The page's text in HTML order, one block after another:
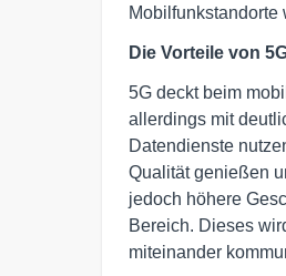
Mobilfunkstandorte
Die Vorteile von
5G deckt beim
allerdings mit
Datendienste
Qualität genießen
jedoch höhere
Bereich. Dieses
miteinander